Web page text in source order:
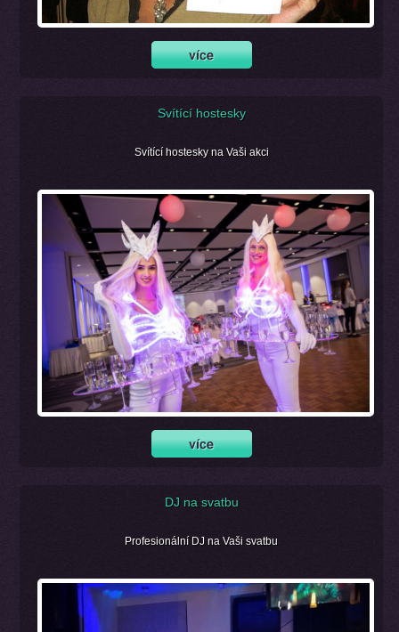
Svítící hostesky
Svítící hostesky na Vaši akci
DJ na svatbu
Profesionální DJ na Vaši svatbu